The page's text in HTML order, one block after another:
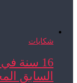
شكايات
16 سنة في
السابق